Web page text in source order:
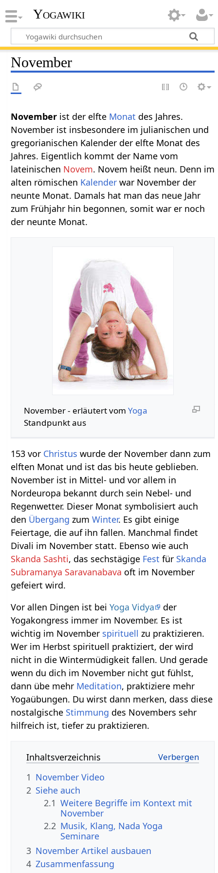
Yogawiki
November
ist der elfte Monat des Jahres.
November ist insbesondere im julianischen und
gregorianischen Kalender der elfte Monat des
Jahres. Eigentlich kommt der Name vom
lateinischen Novem. Novem heißt neun. Denn im
alten römischen Kalender war November der
neunte Monat. Damals hat man das neue Jahr
zum Frühjahr hin begonnen, somit war er noch
der neunte Monat.
November‏‎ - erläutert vom Yoga
Standpunkt aus
153 vor Christus wurde der November dann zum
elften Monat und ist das bis heute geblieben.
November ist in Mittel- und vor allem in
Nordeuropa bekannt durch sein Nebel- und
Regenwetter. Dieser Monat symbolisiert auch
den Übergang zumWinter. Es gibt einige
Feiertage, die auf ihn fallen. Manchmal findet
Divali im November statt. Ebenso wie auch
Skanda Sashti, das sechstägige Fest für Skanda
Subramanya Saravanabava oft im November
gefeiert wird.
Vor allen Dingen ist beiYoga Vidya
der
Yogakongress immer im November. Es ist
wichtig im November spirituell zu praktizieren.
Wer im Herbst spirituell praktiziert, der wird
nicht in die Wintermüdigkeit fallen. Und gerade
wenn du dich im November nicht gut fühlst,
dann übe mehr Meditation, praktiziere mehr
Yogaübungen. Du wirst dann merken, dass diese
nostalgische Stimmung des Novembers sehr
hilfreich ist, tiefer zu praktizieren.
Inhaltsverzeichnis
1
November‏‎ Video
2 Siehe auch
2.1 Weitere Begriffe im Kontext mit
2.2 Musik, Klang, Nada Yoga
Seminare
3
November‏‎ Artikel ausbauen
4 Zusammenfassung